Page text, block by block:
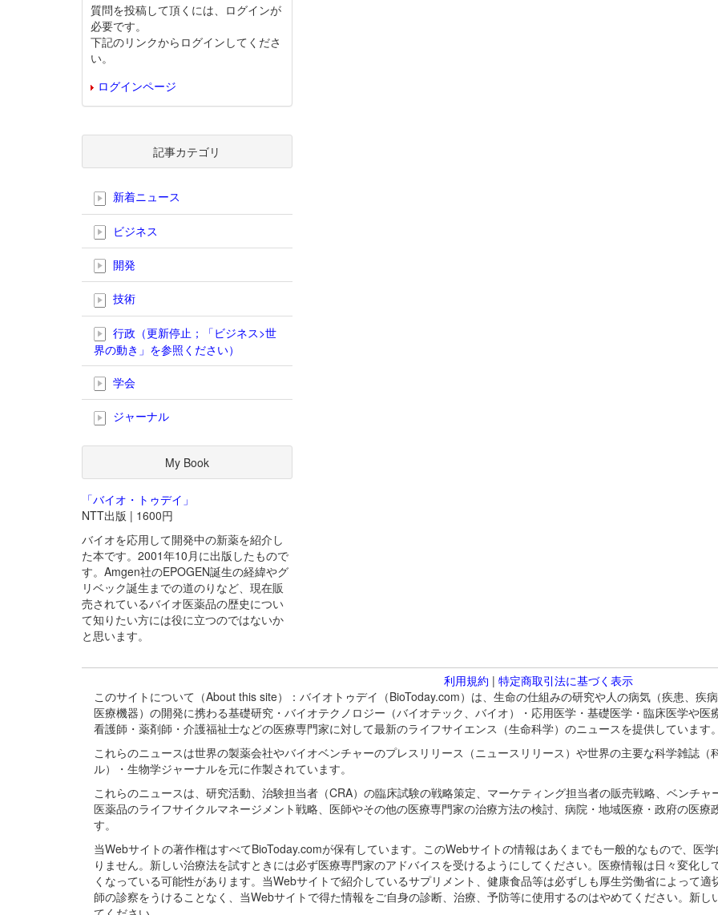
質問を投稿して頂くには、ログインが
必要です。
下記のリンクからログインしてくださ
い。
ログインページ
記事カテゴリ
新着ニュース
ビジネス
開発
技術
行政（更新停止；「ビジネス>世
界の動き」を参照ください）
学会
ジャーナル
My Book
「バイオ・トゥデイ」
NTT出版 | 1600円
バイオを応用して開発中の新薬を紹介し
た本です。2001年10月に出版したもので
す。Amgen社のEPOGEN誕生の経緯やグ
リベック誕生までの道のりなど、現在販
売されているバイオ医薬品の歴史につい
て知りたい方には役に立つのではないか
と思います。
利用規約 | 特定商取引法に基づく表示
このサイトについて（About this site）：バイオトゥデイ（BioToday.com）は、生命の仕組みの研究や人の病気（疾患、疾
医療機器）の開発に携わる基礎研究・バイオテクノロジー（バイオテック、バイオ）・応用医学・基礎医学・臨床医学や
看護師・薬剤師・介護福祉士などの医療専門家に対して最新のライフサイエンス（生命科学）のニュースを提供しています
これらのニュースは世界の製薬会社やバイオベンチャーのプレスリリース（ニュースリリース）や世界の主要な科学雑誌
ル）・生物学ジャーナルを元に作製されています。
これらのニュースは、研究活動、治験担当者（CRA）の臨床試験の戦略策定、マーケティング担当者の販売戦略、ベンチ
医薬品のライフサイクルマネージメント戦略、医師やその他の医療専門家の治療方法の検討、病院・地域医療・政府の医
す。
当Webサイトの著作権はすべてBioToday.comが保有しています。このWebサイトの情報はあくまでも一般的なもので、医
りません。新しい治療法を試すときには必ず医療専門家のアドバイスを受けるようにしてください。医療情報は日々変化
くなっている可能性があります。当Webサイトで紹介しているサプリメント、健康食品等は必ずしも厚生労働省によって
師の診察をうけることなく、当Webサイトで得た情報をご自身の診断、治療、予防等に使用するのはやめてください。新